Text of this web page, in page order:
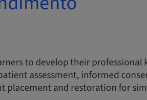
to develop their professional
assessment, informed
placement and restoration for